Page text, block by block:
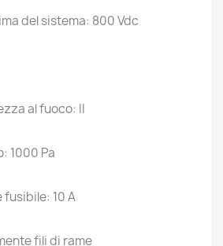
del sistema: 800 Vdc
al fuoco: II
1000 Pa
fusibile: 10 A
fili di rame